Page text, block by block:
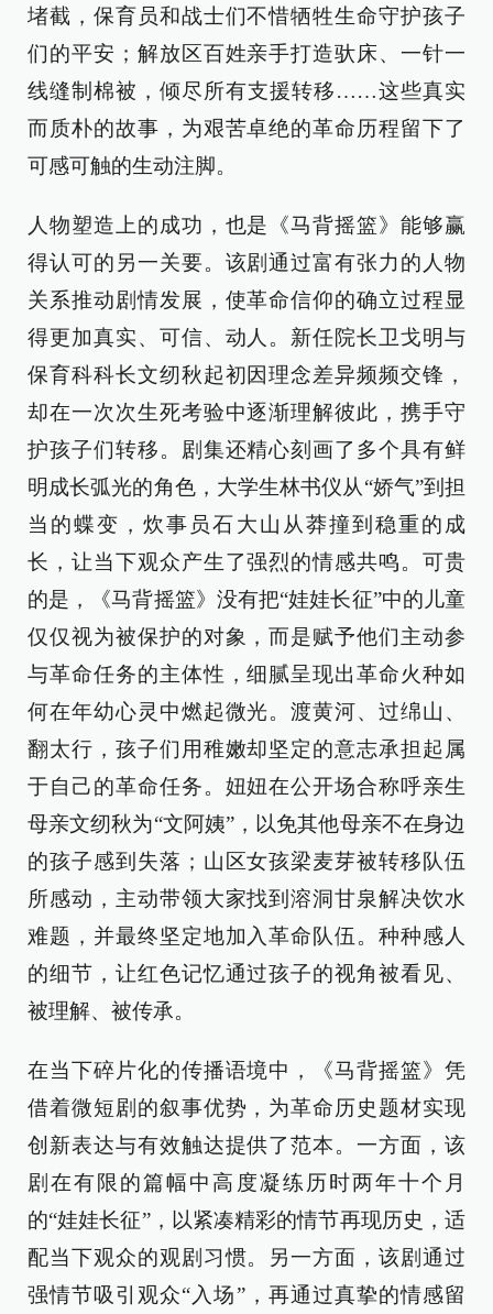
堵截，保育员和战士们不惜牺牲生命守护孩子
们的平安；解放区百姓亲手打造驮床、一针一
线缝制棉被，倾尽所有支援转移……这些真实
而质朴的故事，为艰苦卓绝的革命历程留下了
可感可触的生动注脚。
人物塑造上的成功，也是《马背摇篮》能够赢
得认可的另一关要。该剧通过富有张力的人物
关系推动剧情发展，使革命信仰的确立过程显
得更加真实、可信、动人。新任院长卫戈明与
保育科科长文纫秋起初因理念差异频频交锋，
却在一次次生死考验中逐渐理解彼此，携手守
护孩子们转移。剧集还精心刻画了多个具有鲜
明成长弧光的角色，大学生林书仪从“娇气”到担
当的蝶变，炊事员石大山从莽撞到稳重的成
长，让当下观众产生了强烈的情感共鸣。可贵
的是，《马背摇篮》没有把“娃娃长征”中的儿童
仅仅视为被保护的对象，而是赋予他们主动参
与革命任务的主体性，细腻呈现出革命火种如
何在年幼心灵中燃起微光。渡黄河、过绵山、
翻太行，孩子们用稚嫩却坚定的意志承担起属
于自己的革命任务。妞妞在公开场合称呼亲生
母亲文纫秋为“文阿姨”，以免其他母亲不在身边
的孩子感到失落；山区女孩梁麦芽被转移队伍
所感动，主动带领大家找到溶洞甘泉解决饮水
难题，并最终坚定地加入革命队伍。种种感人
的细节，让红色记忆通过孩子的视角被看见、
被理解、被传承。
在当下碎片化的传播语境中，《马背摇篮》凭
借着微短剧的叙事优势，为革命历史题材实现
创新表达与有效触达提供了范本。一方面，该
剧在有限的篇幅中高度凝练历时两年十个月
的“娃娃长征”，以紧凑精彩的情节再现历史，适
配当下观众的观剧习惯。另一方面，该剧通过
强情节吸引观众“入场”，再通过真挚的情感留